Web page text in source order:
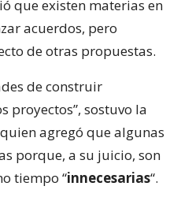
que existen materias en
acuerdos, pero
de otras propuestas.
de construir
proyectos”, sostuvo la
agregó que algunas
porque, a su juicio, son
tiempo “innecesarias“.